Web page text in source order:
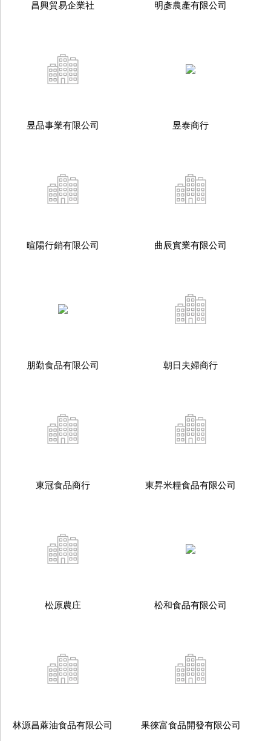
昌興貿易企業社 明彥農產有限公司
昱品事業有限公司 昱泰商行
暄陽行銷有限公司 曲辰實業有限公司
朋勤食品有限公司 朝日夫婦商行
東冠食品商行 東昇米糧食品有限公司
松原農庄 松和食品有限公司
林源昌蔴油食品有限公司 果徠富食品開發有限公司